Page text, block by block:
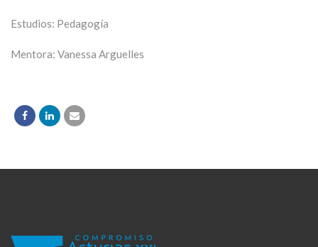
Estudios: Pedagogía
Mentora: Vanessa Arguelles